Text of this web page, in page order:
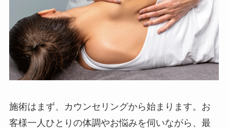
施術はまず、カウンセリングから始まります。お
客様一人ひとりの体調やお悩みを伺いながら、最